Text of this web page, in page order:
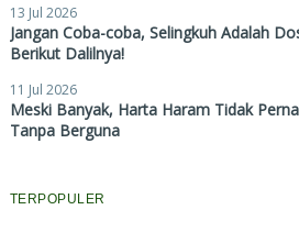
13 Jul 2026
Jangan Coba-coba, Selingkuh Adalah
Berikut Dalilnya!
11 Jul 2026
Meski Banyak, Harta Haram Tidak
Tanpa Berguna
TERPOPULER